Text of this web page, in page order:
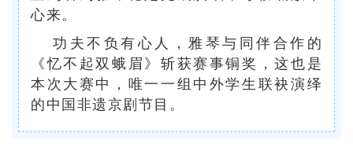
心来。
功夫不负有心人，雅琴与同伴合作的
《忆不起双蛾眉》斩获赛事铜奖，这也是
本次大赛中，唯一一组中外学生联袂演绎
的中国非遗京剧节目。